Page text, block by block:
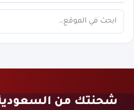
ابحث
شحنتك من السعودية